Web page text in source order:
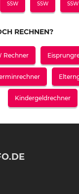
SSW
SSW
SSW
RECHNEN?
Rechner
Kindergeldrechner